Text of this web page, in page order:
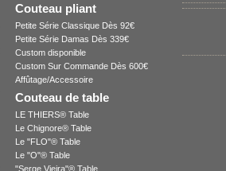
Couteau pliant
Petite Série Classique Dès 92€
Petite Série Damas Dès 339€
Custom disponible
Custom Sur Commande Dès 600€
Affûtage/Accessoire
Couteau de table
LE THIERS® Table
Le Chignore® Table
Le "FLO"® Table
Le "O"® Table
"Serge Vieira"® Table